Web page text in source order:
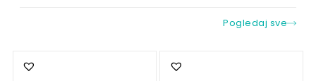
Pogledaj sve